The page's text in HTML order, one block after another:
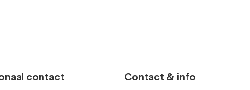
contact Contact & info